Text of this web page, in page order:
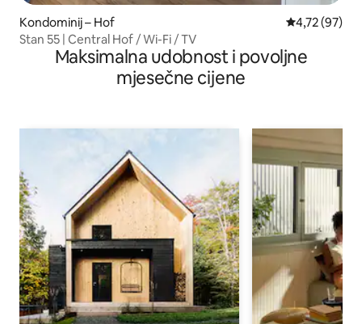
Kondominij – Hof Prosječna
4,72 (97)
Stan 55 | Central Hof / Wi-Fi / TV
Maksimalna udobnost i povoljne
mjesečne cijene